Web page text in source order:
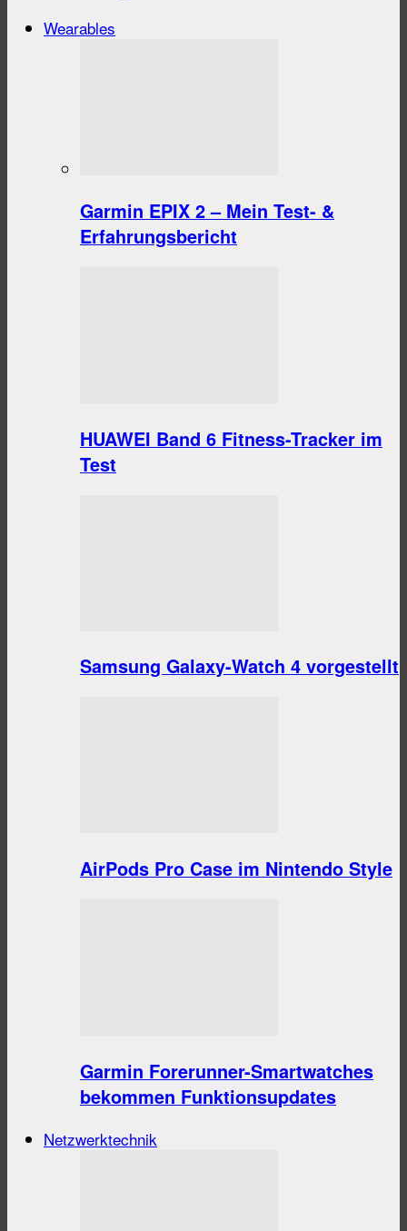
Wearables
Garmin EPIX 2 – Mein Test- &
Erfahrungsbericht
HUAWEI Band 6 Fitness-Tracker im
Test
Samsung Galaxy-Watch 4 vorgestellt
AirPods Pro Case im Nintendo Style
Garmin Forerunner-Smartwatches
bekommen Funktionsupdates
Netzwerktechnik